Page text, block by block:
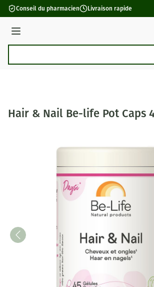
Aller au contenu
Conseil du pharmacien Livraison rapide
Menu
Hair & Nail Be-life Pot Caps